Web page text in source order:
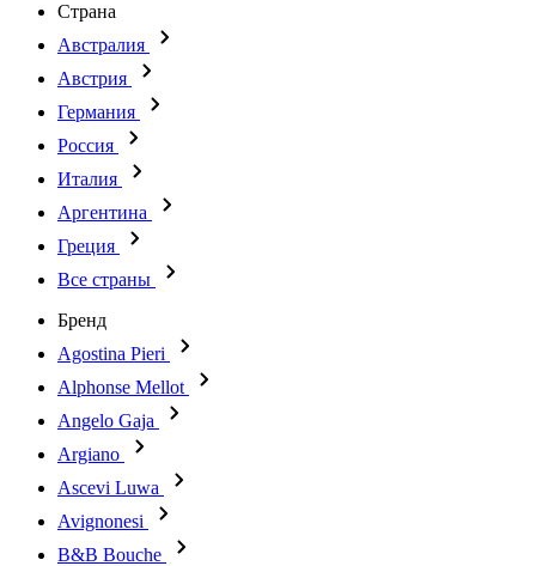
Страна
Австралия
Австрия
Германия
Россия
Италия
Аргентина
Греция
Все страны
Бренд
Agostina Pieri
Alphonse Mellot
Angelo Gaja
Argiano
Ascevi Luwa
Avignonesi
B&B Bouche